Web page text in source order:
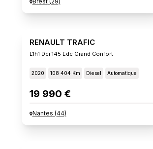
RENAULT TRAFIC
L1h1 Dci 145 Edc Grand Confort
2020 108 404 Km Diesel Automatique
19 990 €
Nantes (44)